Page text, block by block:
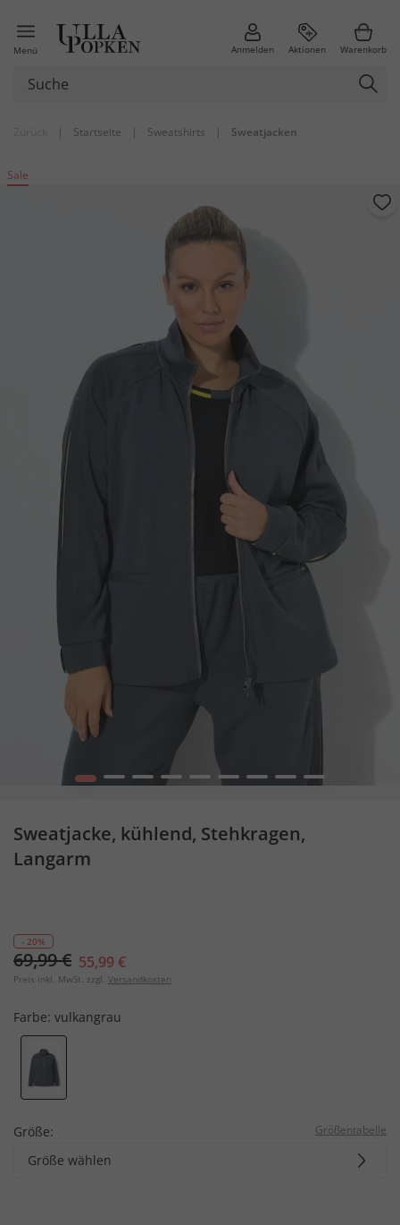
Menü Anmelden Aktionen Warenkorb
| Startseite | Sweatshirts | Sweatjacken
Sale
1 2 3 4 5 6 7 8 9
Sweatjacke, kühlend, Stehkragen,
Langarm
- 20%
69,99 € 55,99 €
Preis inkl. MwSt. zzgl. Versandkosten
Farbe: vulkangrau
Größe: Größentabelle
Größe wählen